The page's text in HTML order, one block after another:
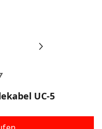
UC-5